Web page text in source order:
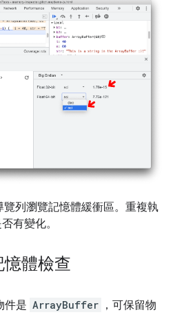
列瀏覽記憶體緩衝區。重複執
有變化。
體檢查
件是 ArrayBuffer ，可保留物